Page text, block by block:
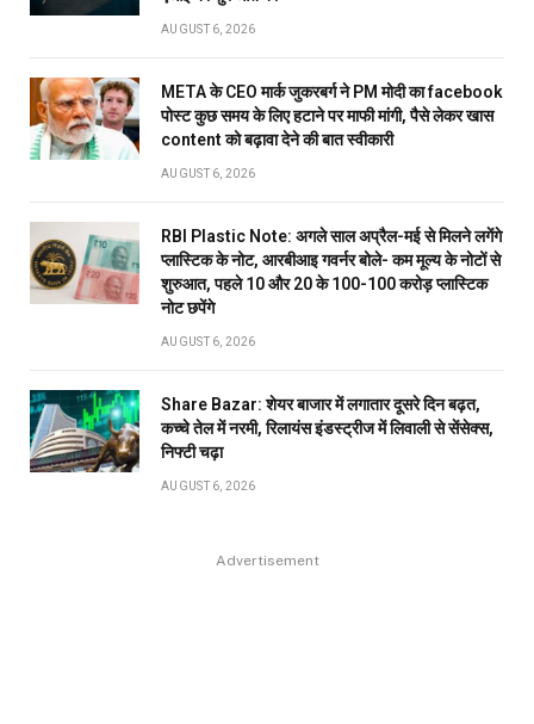
AUGUST 6, 2026
META के CEO मार्क जुकरबर्ग ने PM मोदी का facebook
पोस्ट कुछ समय के लिए हटाने पर माफी मांगी, पैसे लेकर खास
content को बढ़ावा देने की बात स्वीकारी
AUGUST 6, 2026
RBI Plastic Note: अगले साल अप्रैल-मई से मिलने लगेंगे
प्लास्टिक के नोट, आरबीआइ गवर्नर बोले- कम मूल्य के नोटों से
शुरुआत, पहले 10 और 20 के 100-100 करोड़ प्लास्टिक
नोट छपेंगे
AUGUST 6, 2026
Share Bazar: शेयर बाजार में लगातार दूसरे दिन बढ़त,
कच्चे तेल में नरमी, रिलायंस इंडस्ट्रीज में लिवाली से सेंसेक्स,
निफ्टी चढ़ा
AUGUST 6, 2026
Advertisement